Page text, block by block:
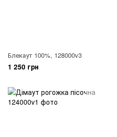
Блекаут 100%, 128000v3
1 250 грн